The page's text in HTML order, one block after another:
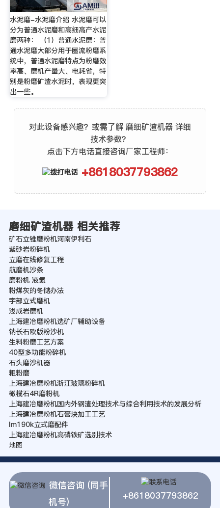
水泥磨-水泥磨介绍 水泥磨可以
分为普通水泥磨和高细高产水泥
磨两种： （1）普通水泥磨：普
通水泥磨大部分用于圈流粉磨系
统中，普通水泥磨特点为粉磨效
率高、磨机产量大、电耗省，特
别是粉磨矿渣水泥时，表现更突
出一些。
对此设备感兴趣？或需了解 磨细矿渣机器 详细
技术参数？
点击下方电话直接咨询厂家工程师：
+8618037793862
磨细矿渣机器 相关推荐
矿石立锥磨粉机河南伊利石
紫砂岩粉碎机
立磨在线修复工程
航磨机沙条
磨粉机 液氮
粉煤灰的冬储办法
宇部立式磨机
浅成岩磨机
上海建冶磨粉机选矿厂辅助设备
钠长石欧版粉沙机
生料粉磨工艺方案
40型多功能粉碎机
石头磨沙机器
粗粉磨
上海建冶磨粉机浙江玻璃粉碎机
橄榄石4R磨粉机
上海建冶磨粉机国内外钢渣处理技术与综合利用技术的发展分析
上海建冶磨粉机石膏块加工工艺
lm190k立式磨配件
上海建冶磨粉机高磷铁矿选别技术
地图
微信咨询 (同手
机号)
+8618037793862